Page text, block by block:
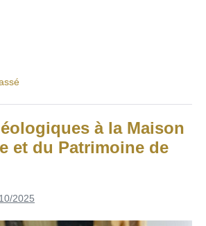
à la Maison
et du Patrimoine de
2025